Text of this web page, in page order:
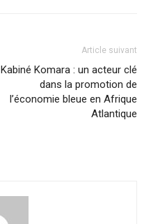
Article suivant
Kabiné Komara : un acteur clé
dans la promotion de
l’économie bleue en Afrique
Atlantique